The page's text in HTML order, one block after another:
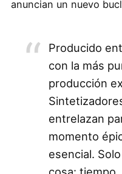
anuncian un nuevo
Producido
con la más
producción
entrelazan
momento
esencial.